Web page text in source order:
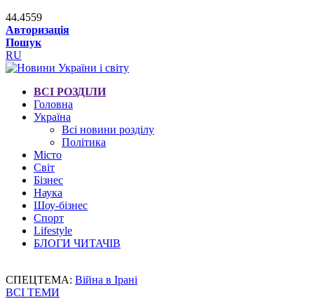
44.4559
Авторизація
Пошук
RU
ВСІ РОЗДІЛИ
Головна
Україна
Всі новини розділу
Політика
Місто
Світ
Бізнес
Наука
Шоу-бізнес
Спорт
Lifestyle
БЛОГИ ЧИТАЧІВ
СПЕЦТЕМА: Війна в Ірані
ВСІ ТЕМИ